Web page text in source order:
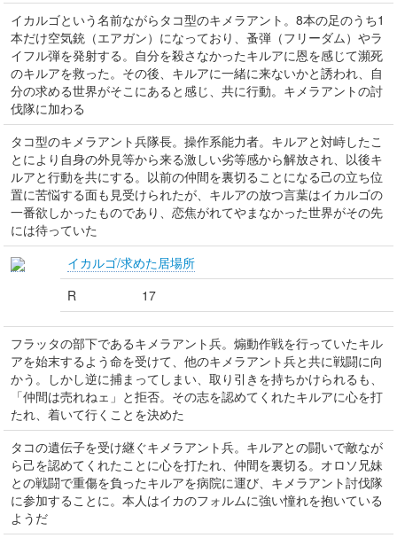
イカルゴという名前ながらタコ型のキメラアント。8本の足のうち1
本だけ空気銃（エアガン）になっており、蚤弾（フリーダム）やラ
イフル弾を発射する。自分を殺さなかったキルアに恩を感じて瀕死
のキルアを救った。その後、キルアに一緒に来ないかと誘われ、自
分の求める世界がそこにあると感じ、共に行動。キメラアントの討
伐隊に加わる
タコ型のキメラアント兵隊長。操作系能力者。キルアと対峙したこ
とにより自身の外見等から来る激しい劣等感から解放され、以後キ
ルアと行動を共にする。以前の仲間を裏切ることになる己の立ち位
置に苦悩する面も見受けられたが、キルアの放つ言葉はイカルゴの
一番欲しかったものであり、恋焦がれてやまなかった世界がその先
には待っていた
イカルゴ/求めた居場所
R
17
フラッタの部下であるキメラアント兵。煽動作戦を行っていたキル
アを始末するよう命を受けて、他のキメラアント兵と共に戦闘に向
かう。しかし逆に捕まってしまい、取り引きを持ちかけられるも、
「仲間は売れねェ」と拒否。その志を認めてくれたキルアに心を打
たれ、着いて行くことを決めた
タコの遺伝子を受け継ぐキメラアント兵。キルアとの闘いで敵なが
ら己を認めてくれたことに心を打たれ、仲間を裏切る。オロソ兄妹
との戦闘で重傷を負ったキルアを病院に運び、キメラアント討伐隊
に参加することに。本人はイカのフォルムに強い憧れを抱いている
ようだ